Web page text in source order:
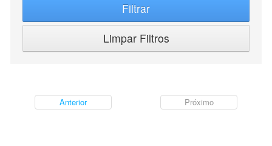
Filtrar
Limpar Filtros
Anterior Próximo